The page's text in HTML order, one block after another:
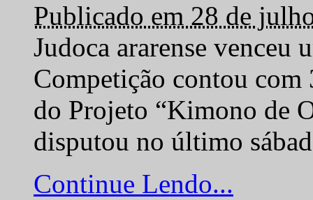
Publicado em 28 de
Judoca ararense venceu
Competição contou com
do Projeto “Kimono de
disputou no último
Continue Lendo...